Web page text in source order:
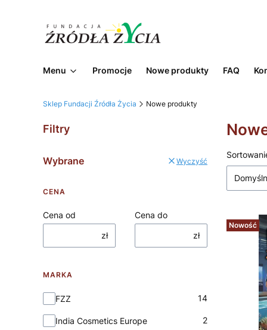
Menu Promocje Nowe produkty FAQ
Sklep Fundacji Źródła Życia Nowe produkty
Filtry
Wybrane Wyczyść
CENA
Cena od
zł
Cena do
zł
MARKA
Marka
FZZ 14
India Cosmetics Europe 2
Lista
Nowość